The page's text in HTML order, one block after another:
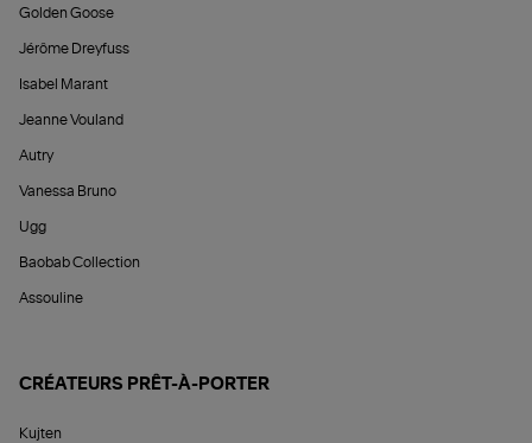
Golden Goose
Jérôme Dreyfuss
Isabel Marant
Jeanne Vouland
Autry
Vanessa Bruno
Ugg
Baobab Collection
Assouline
CRÉATEURS PRÊT-À-PORTER
Kujten